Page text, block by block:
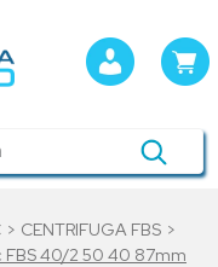
CENTRIFUGA FBS
FBS 40/2 50 40 87mm